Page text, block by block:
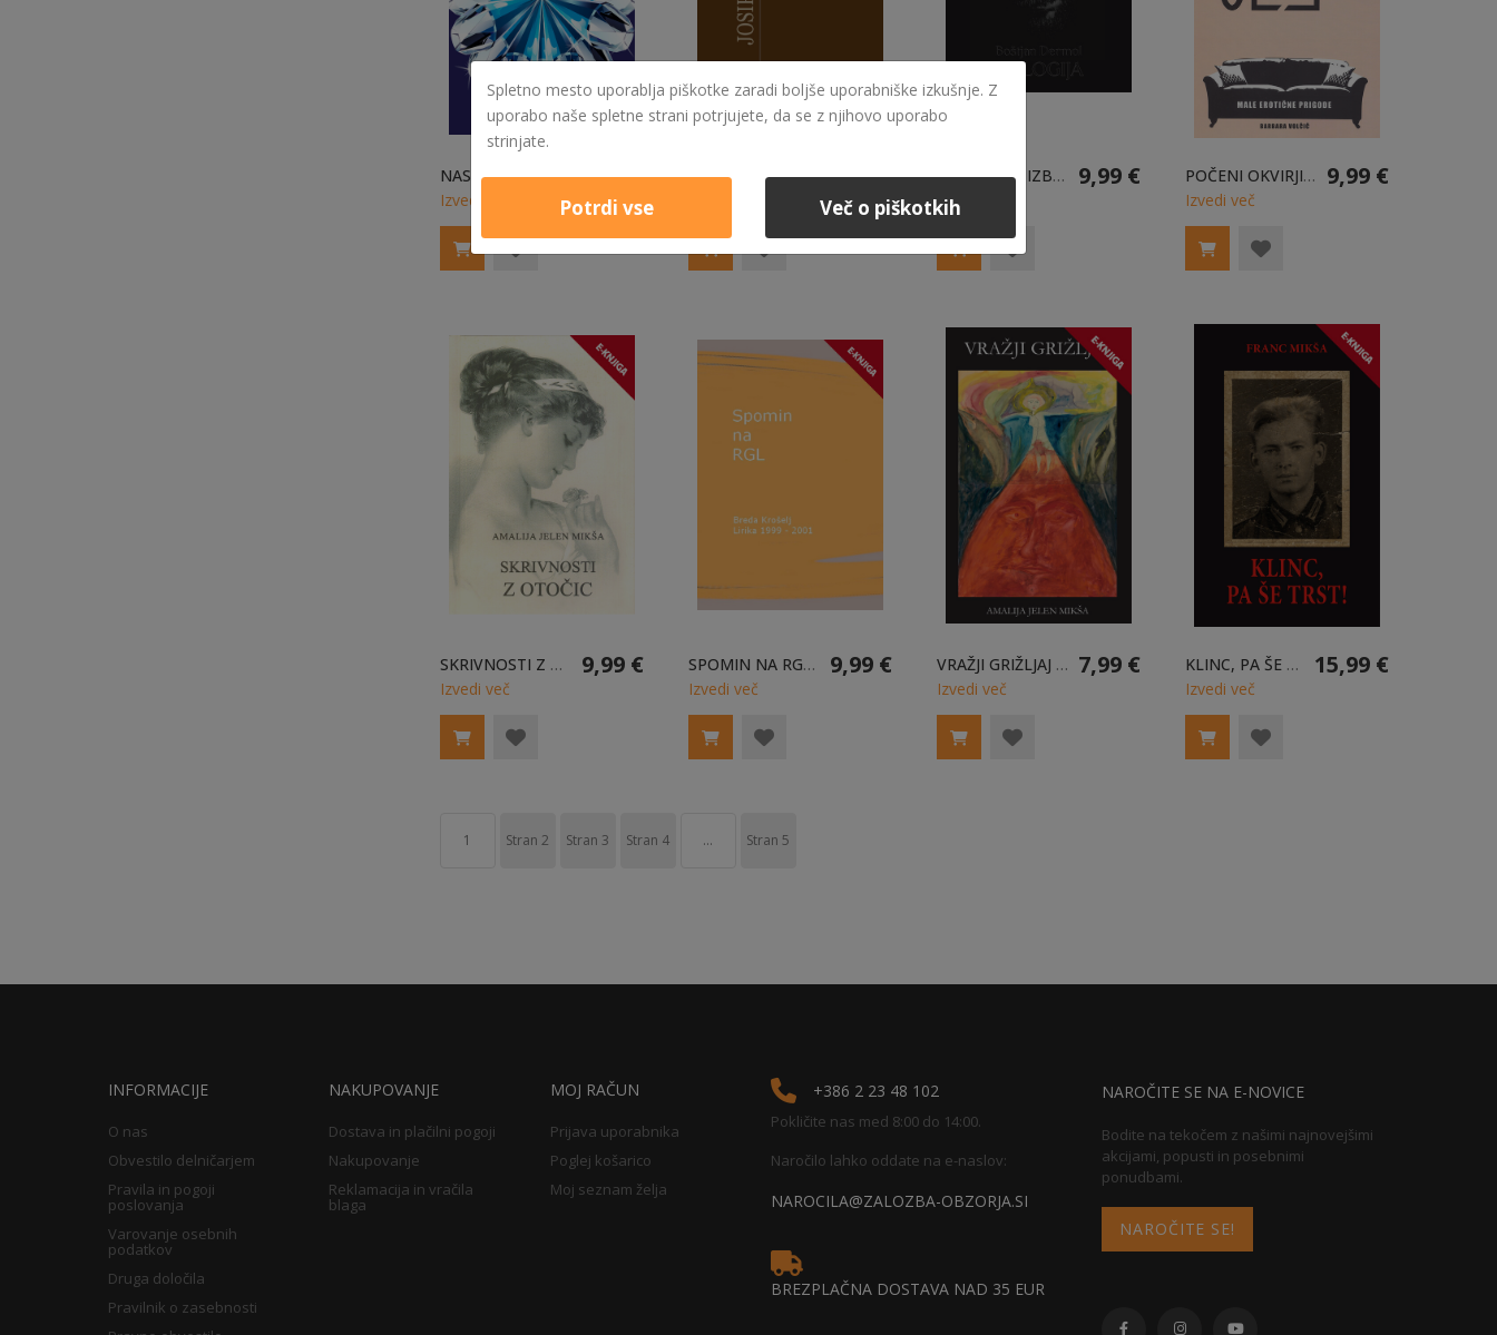
NASMEHI IN KAMNI E-KNJIGA 9,99 €
Izvedi več
PESMI JOSIPA MURNA E-KNJIGA 4,99 € TRILOGIJA / IZBRANE PESMI 2015-2022 E-KNJIGA 9,99 €
Izvedi več
POČENI OKVIRJI E-KNJIGA 9,99 €
Izvedi več
SKRIVNOSTI Z OTOČIC E-KNJIGA 9,99 €
Izvedi več
SPOMIN NA RGL E-KNJIGA 9,99 €
Izvedi več
VRAŽJI GRIŽLJAJ E-KNJIGA 7,99 €
Izvedi več
KLINC, PA ŠE TRST! E-KNJIGA 15,99 €
Izvedi več
1 Stran 2 Stran 3 Stran 4 ... Stran 5
INFORMACIJE
O nas
Obvestilo delničarjem
Pravila in pogoji
poslovanja
Varovanje osebnih
podatkov
Druga določila
Pravilnik o zasebnosti
NAKUPOVANJE
Dostava in plačilni pogoji
Nakupovanje
Reklamacija in vračila
blaga
MOJ RAČUN
Prijava uporabnika
Poglej košarico
Moj seznam želja
+386 2 23 48 102
Pokličite nas med 8:00 do 14:00.
Naročilo lahko oddate na e-naslov:
NAROCILA@ZALOZBA-OBZORJA.SI
BREZPLAČNA DOSTAVA NAD 35 EUR
NAROČITE SE NA E-NOVICE
Bodite na tekočem z našimi najnovejšimi
akcijami, popusti in posebnimi
ponudbami.
NAROČITE SE!
Spletno mesto uporablja piškotke zaradi boljše uporabniške izkušnje. Z
uporabo naše spletne strani potrjujete, da se z njihovo uporabo
strinjate.
Potrdi vse Več o piškotkih